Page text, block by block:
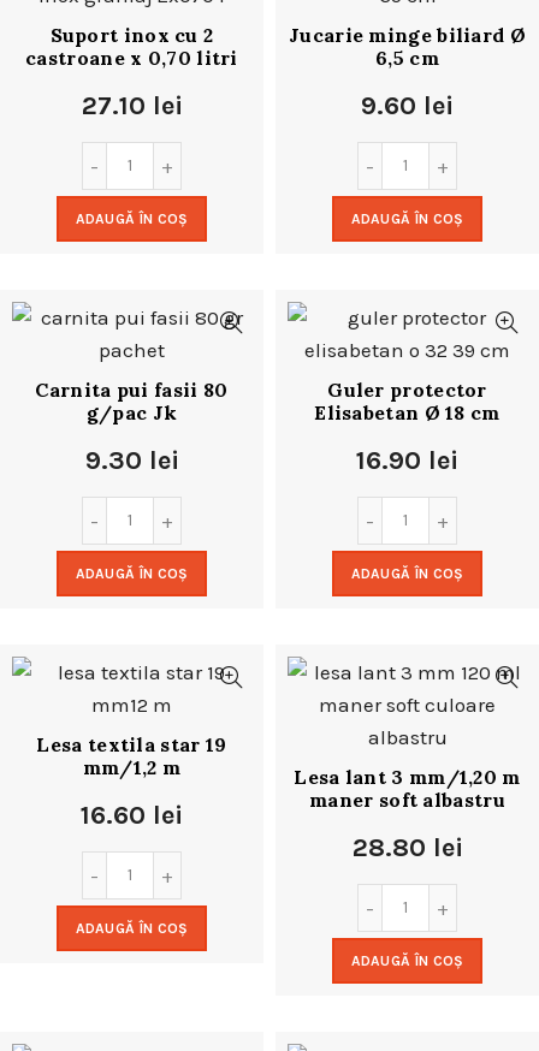
Suport inox cu 2
castroane x 0,70 litri
27.10 lei
ADAUGĂ ÎN COȘ
Jucarie minge biliard Ø
6,5 cm
9.60 lei
ADAUGĂ ÎN COȘ
Carnita pui fasii 80
g/pac Jk
9.30 lei
ADAUGĂ ÎN COȘ
Guler protector
Elisabetan Ø 18 cm
16.90 lei
ADAUGĂ ÎN COȘ
Lesa textila star 19
mm/1,2 m
16.60 lei
ADAUGĂ ÎN COȘ
Lesa lant 3 mm/1,20 m
maner soft albastru
28.80 lei
ADAUGĂ ÎN COȘ